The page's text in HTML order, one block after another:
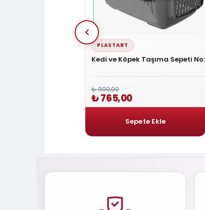
PLASTART
Kedi ve Köpek Taşıma Sepeti No:
₺ 900,00
₺ 765,00